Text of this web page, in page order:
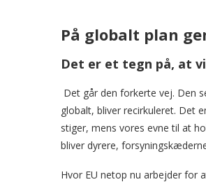
På globalt plan
Det er et tegn på, at
Det går den forkerte vej. Den
globalt, bliver recirkuleret. Det
stiger, mens vores evne til at
bliver dyrere,
Hvor EU netop nu arbejder for